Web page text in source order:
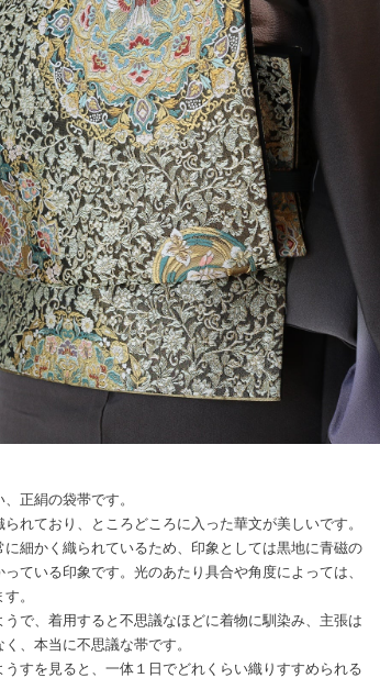
正絹の袋帯です。
れており、ところどころに入った華文が美しいです。
細かく織られているため、印象としては黒地に青磁の
ている印象です。光のあたり具合や角度によっては、
。
うで、着用すると不思議なほどに着物に馴染み、主張は
、本当に不思議な帯です。
すを見ると、一体１日でどれくらい織りすすめられる